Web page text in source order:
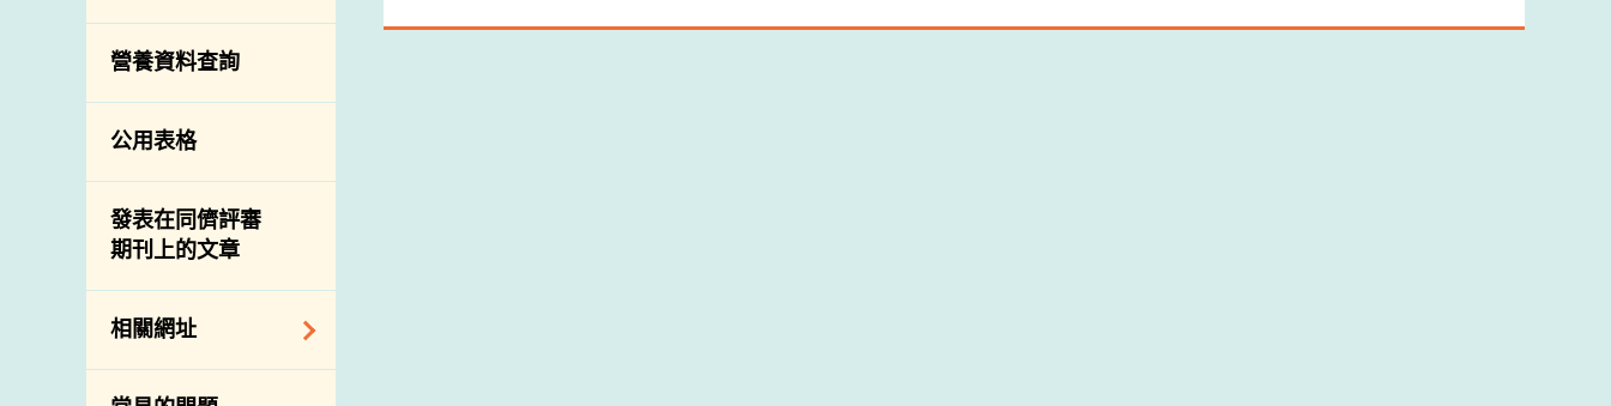
總膳食研究
有機食物
高風險食物
抗菌素耐藥性
宰前檢驗
宰後檢驗
結果
屠房及肉類檢驗
主題項目
項目及活動
資訊平台
下載
公開比賽
營養資料查詢
公用表格
發表在同儕評審
期刊上的文章
相關網址
相關政府部門／機